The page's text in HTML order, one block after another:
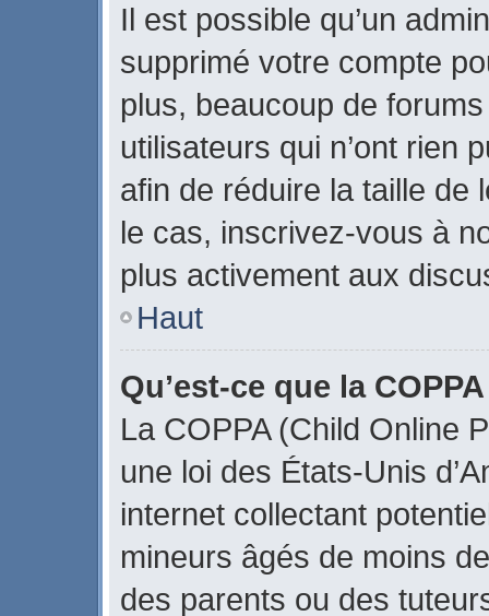
Il est possible qu’un
supprimé votre compte
plus, beaucoup de
utilisateurs qui n’ont rien
afin de réduire la taille de
le cas, inscrivez-vous à
plus activement aux
Haut
Qu’est-ce que la
La COPPA (Child Online
une loi des États-Unis
internet collectant
mineurs âgés de moins
des parents ou des